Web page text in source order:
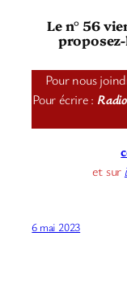
Le n° 56
Pour nous
Pour écrire :
et sur
6 mai 2023